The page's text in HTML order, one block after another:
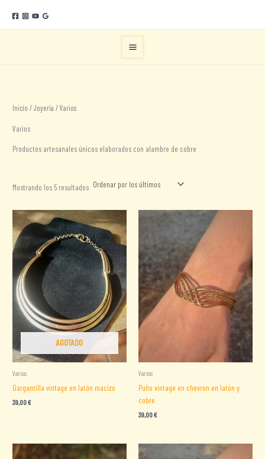
contenido
Inicio /Joyería / Varios
Varios
Productos artesanales únicos elaborados con alambre de cobre
Mostrando los 5 resultadosOrdenado
últimos
AGOTADO
Varios
Gargantilla vintage en latón macizo
39,00€
Varios
Puño vintage en chevron en latón y
cobre
39,00€